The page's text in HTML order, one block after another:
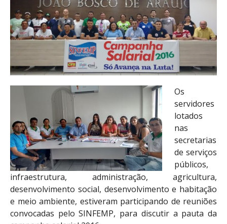
Os
servidores
lotados
nas
secretarias
de serviços
públicos,
infraestrutura, administração, agricultura,
desenvolvimento social, desenvolvimento e habitação
e meio ambiente, estiveram participando de reuniões
convocadas pelo SINFEMP, para discutir a pauta da